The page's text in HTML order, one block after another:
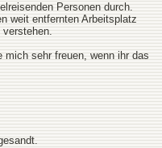
Personen durch.
weit entfernten Arbeitsplatz
sehr freuen, wenn ihr das